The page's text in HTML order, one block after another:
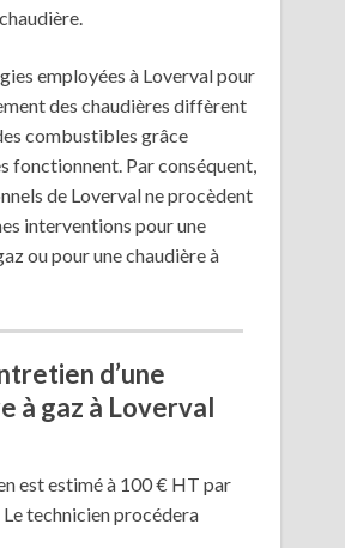
employées à Loverval pour
des chaudières diffèrent
combustibles grâce
fonctionnent. Par conséquent,
de Loverval ne procèdent
interventions pour une
ou pour une chaudière à
d’une
à gaz à Loverval
est estimé à 100 € HT par
technicien procédera